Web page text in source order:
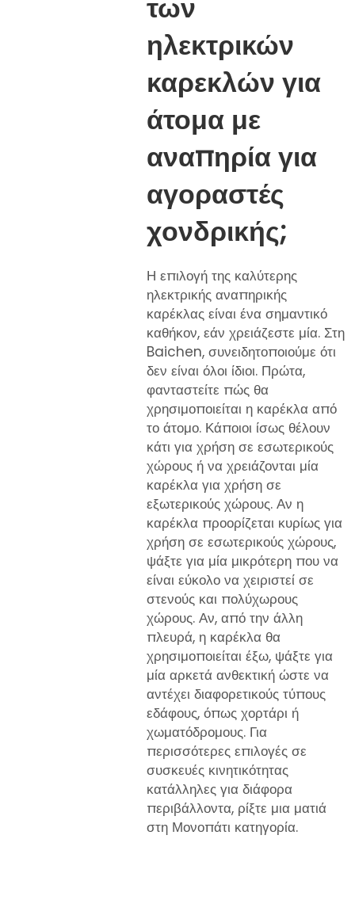
των
ηλεκτρικών
καρεκλών για
άτομα με
αναπηρία για
αγοραστές
χονδρικής;
Η επιλογή της καλύτερης
ηλεκτρικής αναπηρικής
καρέκλας είναι ένα σημαντικό
καθήκον, εάν χρειάζεστε μία. Στη
Baichen, συνειδητοποιούμε ότι
δεν είναι όλοι ίδιοι. Πρώτα,
φανταστείτε πώς θα
χρησιμοποιείται η καρέκλα από
το άτομο. Κάποιοι ίσως θέλουν
κάτι για χρήση σε εσωτερικούς
χώρους ή να χρειάζονται μία
καρέκλα για χρήση σε
εξωτερικούς χώρους. Αν η
καρέκλα προορίζεται κυρίως για
χρήση σε εσωτερικούς χώρους,
ψάξτε για μία μικρότερη που να
είναι εύκολο να χειριστεί σε
στενούς και πολύχωρους
χώρους. Αν, από την άλλη
πλευρά, η καρέκλα θα
χρησιμοποιείται έξω, ψάξτε για
μία αρκετά ανθεκτική ώστε να
αντέχει διαφορετικούς τύπους
εδάφους, όπως χορτάρι ή
χωματόδρομους. Για
περισσότερες επιλογές σε
συσκευές κινητικότητας
κατάλληλες για διάφορα
περιβάλλοντα, ρίξτε μια ματιά
στη Μονοπάτι κατηγορία.